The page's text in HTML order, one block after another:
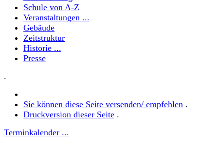
Schule von A-Z
Veranstaltungen ...
Gebäude
Zeitstruktur
Historie ...
Presse
.
Sie können diese Seite versenden/ empfehlen .
Druckversion dieser Seite .
Terminkalender ...